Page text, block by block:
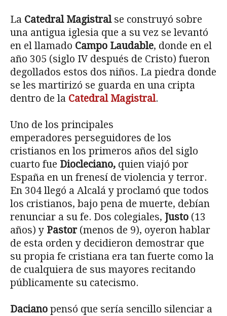
La Catedral Magistral se construyó sobre
una antigua iglesia que a su vez se levantó
en el llamado Campo Laudable, donde en el
año 305 (siglo IV después de Cristo) fueron
degollados estos dos niños. La piedra donde
se les martirizó se guarda en una cripta
dentro de la Catedral Magistral.
Uno de los principales
emperadores perseguidores de los
cristianos en los primeros años del siglo
cuarto fue Diocleciano, quien viajó por
España en un frenesí de violencia y terror.
En 304 llegó a Alcalá y proclamó que todos
los cristianos, bajo pena de muerte, debían
renunciar a su fe. Dos colegiales, Justo (13
años) y Pastor(menos de 9), oyeron hablar
de esta orden y decidieron demostrar que
su propia fe cristiana era tan fuerte como la
de cualquiera de sus mayores recitando
públicamente su catecismo.
Daciano pensó que sería sencillo silenciar a